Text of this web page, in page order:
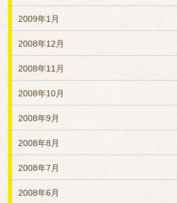
2009年1月
2008年12月
2008年11月
2008年10月
2008年9月
2008年8月
2008年7月
2008年6月